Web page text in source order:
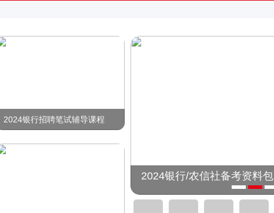
2024银行招聘笔试辅导课程
2024银行/农信社备考资料包